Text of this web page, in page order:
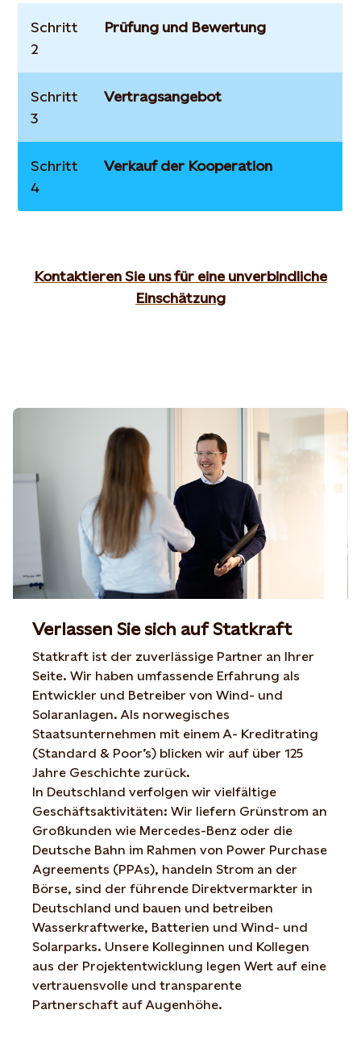
Schritt
2
Prüfung und Bewertung
Schritt
3
Vertragsangebot
Schritt
4
Verkauf der Kooperation
Kontaktieren Sie uns für eine unverbindliche
Einschätzung
Verlassen Sie sich auf Statkraft
Statkraft ist der zuverlässige Partner an Ihrer
Seite. Wir haben umfassende Erfahrung als
Entwickler und Betreiber von Wind- und
Solaranlagen. Als norwegisches
Staatsunternehmen mit einem A- Kreditrating
(Standard & Poor’s) blicken wir auf über 125
Jahre Geschichte zurück.
In Deutschland verfolgen wir vielfältige
Geschäftsaktivitäten: Wir liefern Grünstrom an
Großkunden wie Mercedes-Benz oder die
Deutsche Bahn im Rahmen von Power Purchase
Agreements (PPAs), handeln Strom an der
Börse, sind der führende Direktvermarkter in
Deutschland und bauen und betreiben
Wasserkraftwerke, Batterien und Wind- und
Solarparks. Unsere Kolleginnen und Kollegen
aus der Projektentwicklung legen Wert auf eine
vertrauensvolle und transparente
Partnerschaft auf Augenhöhe.